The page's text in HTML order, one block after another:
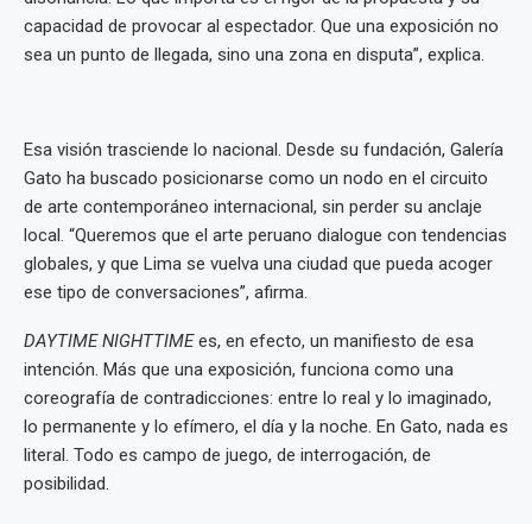
capacidad de provocar al espectador. Que una exposición no
sea un punto de llegada, sino una zona en disputa”, explica.
Esa visión trasciende lo nacional. Desde su fundación, Galería
Gato ha buscado posicionarse como un nodo en el circuito
de arte contemporáneo internacional, sin perder su anclaje
local. “Queremos que el arte peruano dialogue con tendencias
globales, y que Lima se vuelva una ciudad que pueda acoger
ese tipo de conversaciones”, afirma.
DAYTIME NIGHTTIMEes, en efecto, un manifiesto de esa
intención. Más que una exposición, funciona como una
coreografía de contradicciones: entre lo real y lo imaginado,
lo permanente y lo efímero, el día y la noche. En Gato, nada es
literal. Todo es campo de juego, de interrogación, de
posibilidad.